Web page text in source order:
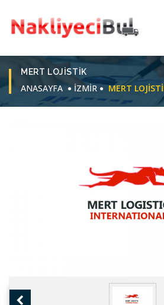
MERT LOJISTIK
ANASAYFA İZMİR MERT